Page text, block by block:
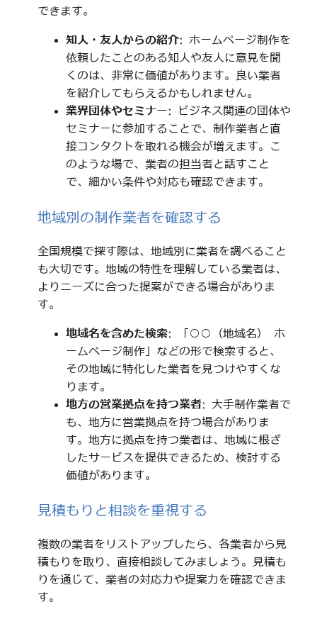
できます。
知人・友人からの紹介: ホームページ制作を
依頼したことのある知人や友人に意見を聞
くのは、非常に価値があります。良い業者
を紹介してもらえるかもしれません。
業界団体やセミナー: ビジネス関連の団体や
セミナーに参加することで、制作業者と直
接コンタクトを取れる機会が増えます。こ
のような場で、業者の担当者と話すこと
で、細かい条件や対応も確認できます。
地域別の制作業者を確認する
全国規模で探す際は、地域別に業者を調べること
も大切です。地域の特性を理解している業者は、
よりニーズに合った提案ができる場合がありま
す。
地域名を含めた検索: 「○○（地域名） ホ
ームページ制作」などの形で検索すると、
その地域に特化した業者を見つけやすくな
ります。
地方の営業拠点を持つ業者: 大手制作業者で
も、地方に営業拠点を持つ場合がありま
す。地方に拠点を持つ業者は、地域に根ざ
したサービスを提供できるため、検討する
価値があります。
見積もりと相談を重視する
複数の業者をリストアップしたら、各業者から見
積もりを取り、直接相談してみましょう。見積も
りを通じて、業者の対応力や提案力を確認できま
す。